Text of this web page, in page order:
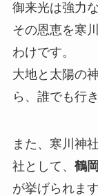
御来光は強力
その恩恵を寒
わけです。
大地と太陽の
ら、誰でも行
また、寒川神
社として、 鶴
が挙げられます